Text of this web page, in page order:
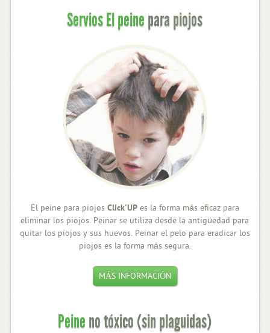
Servios El peinepara piojos
El peine para piojos Click'UPes la forma más eficaz para
eliminar los piojos. Peinar se utiliza desde la antigüedad para
quitar los piojos y sus huevos. Peinar el pelo para eradicar los
piojos es la forma más segura.
MÁS INFORMACIÓN
Peineno tóxico (sin plaguidas)